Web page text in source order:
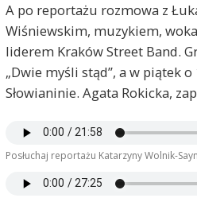
A po reportażu rozmowa z
Wiśniewskim, muzykiem,
liderem Kraków Street Band.
„Dwie myśli stąd”, a w piątek
Słowianinie. Agata Rokicka,
Posłuchaj reportażu Katarzyny Wolnik-